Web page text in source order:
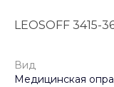
LEOSOFF 3415-
Вид
Медицинская